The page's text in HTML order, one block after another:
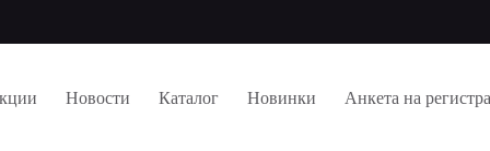
Новости Каталог Новинки Анкета на